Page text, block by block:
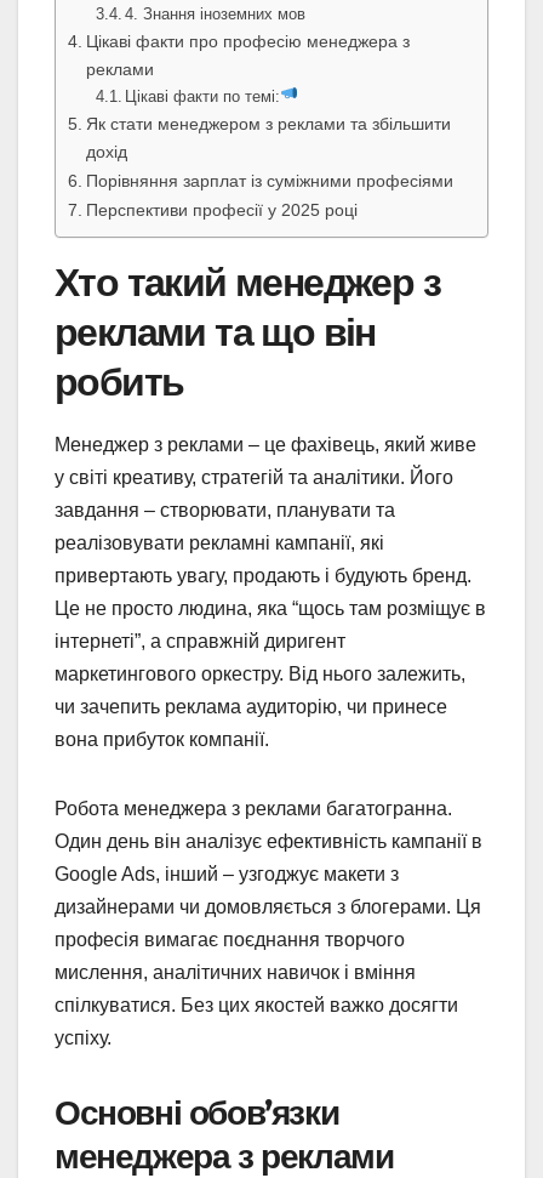
4. Знання іноземних мов
Цікаві факти про професію менеджера з
реклами
Цікаві факти по темі:
Як стати менеджером з реклами та збільшити
дохід
Порівняння зарплат із суміжними професіями
Перспективи професії у 2025 році
Хто такий менеджер з
реклами та що він
робить
Менеджер з реклами – це фахівець, який живе
у світі креативу, стратегій та аналітики. Його
завдання – створювати, планувати та
реалізовувати рекламні кампанії, які
привертають увагу, продають і будують бренд.
Це не просто людина, яка “щось там розміщує в
інтернеті”, а справжній диригент
маркетингового оркестру. Від нього залежить,
чи зачепить реклама аудиторію, чи принесе
вона прибуток компанії.
Робота менеджера з реклами багатогранна.
Один день він аналізує ефективність кампанії в
Google Ads, інший – узгоджує макети з
дизайнерами чи домовляється з блогерами. Ця
професія вимагає поєднання творчого
мислення, аналітичних навичок і вміння
спілкуватися. Без цих якостей важко досягти
успіху.
Основні обов’язки
менеджера з реклами